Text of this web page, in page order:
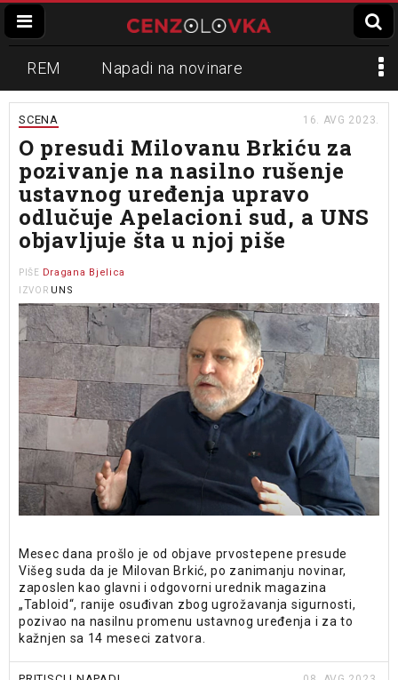
REM Napadi na novinare
Zvučni top
Propaganda Lokalni mediji
Informer Slavko Ćuruvija
SCENA 16. AVG 2023.
O presudi Milovanu Brkiću za
pozivanje na nasilno rušenje
ustavnog uređenja upravo
odlučuje Apelacioni sud, a UNS
objavljuje šta u njoj piše
PIŠE Dragana Bjelica
IZVOR UNS
Mesec dana prošlo je od objave prvostepene presude
Višeg suda da je Milovan Brkić, po zanimanju novinar,
zaposlen kao glavni i odgovorni urednik magazina
„Tabloid“, ranije osuđivan zbog ugrožavanja sigurnosti,
pozivao na nasilnu promenu ustavnog uređenja i za to
kažnjen sa 14 meseci zatvora.